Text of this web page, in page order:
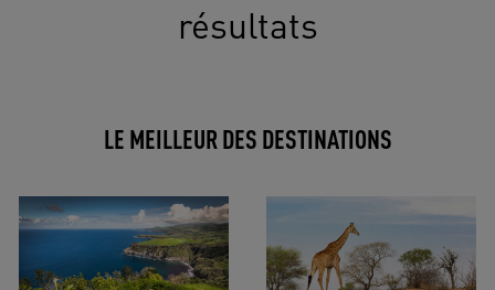
résultats
LE MEILLEUR DES DESTINATIONS